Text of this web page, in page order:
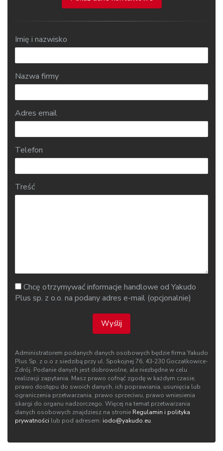
Imię i nazwisko
Nazwa firmy
Adres email
Telefon
Treść
Chcę otrzymywać informacje handlowe od Yakudo
Plus sp. z o.o. na podany adres e-mail (opcjonalnie)
Wyślij
Administratorem podanych danych osobowych będzie firma Yakudo
Plus Sp. z o.o z siedzibą przy ul. Spokojnej 76, 43‑230 Goczałkowice-
Zdrój. Podanie danych jest dobrowolne, ale niezbędne w celu
realizacji zapytania. Masz prawo cofnąć zgodę w każdym czasie,
prawo dostępu do swoich danych, ich poprawiania, usunięcia lub
ograniczenia przetwarzania, prawo sprzeciwu, prawo wniesienia
skargi do organu nadzorczego. Więcej na temat przetwarzania
danych osobowych znajdziesz na stronie Regulamin i polityka
prywatności lub pod adresem: iodo@yakudo.eu.